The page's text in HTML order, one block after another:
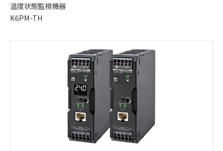
温度状態監視機器
K6PM-TH